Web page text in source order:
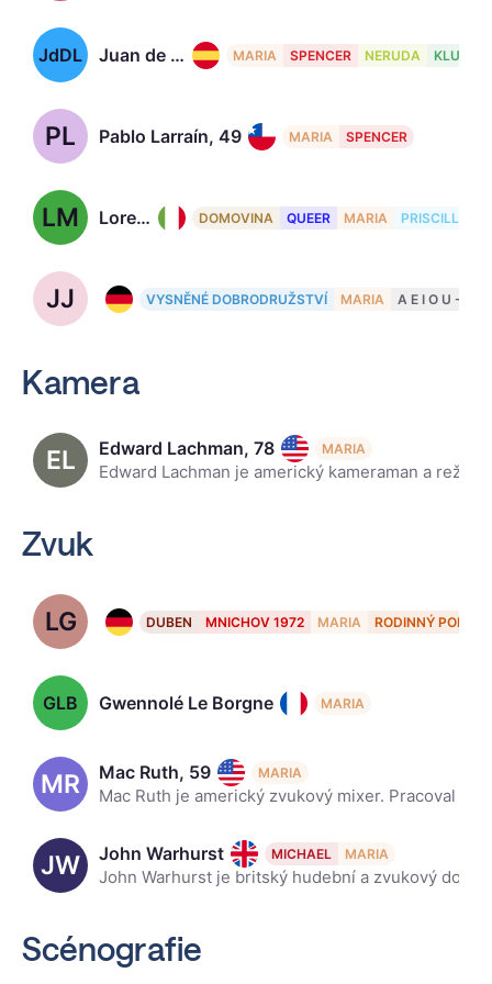
JdDL Juan de Dios Larraín MARIA SPENCER NERUDA KLUB
PL Pablo Larraín, 49 MARIA SPENCER
LM Lorenzo Mieli, 53 DOMOVINA QUEER MARIA PRISCILLA
JJ Janine Jackowski
VYSNĚNÉ DOBRODRUŽSTVÍ MARIA A E I O U -
Kamera
EL Edward Lachman, 78 MARIA
Zvuk
LG Lars Ginzel
DUBEN MNICHOV 1972 MARIA RODINNÝ POKLAD
GLB Gwennolé Le Borgne MARIA
MR Mac Ruth, 59 MARIA
JW John Warhurst MICHAEL MARIA
Scénografie